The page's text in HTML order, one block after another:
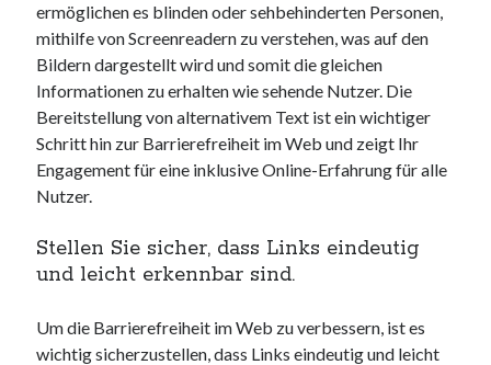
ermöglichen es blinden oder sehbehinderten Personen,
mithilfe von Screenreadern zu verstehen, was auf den
Bildern dargestellt wird und somit die gleichen
Informationen zu erhalten wie sehende Nutzer. Die
Bereitstellung von alternativem Text ist ein wichtiger
Schritt hin zur Barrierefreiheit im Web und zeigt Ihr
Engagement für eine inklusive Online-Erfahrung für alle
Nutzer.
Stellen Sie sicher, dass Links eindeutig
und leicht erkennbar sind.
Um die Barrierefreiheit im Web zu verbessern, ist es
wichtig sicherzustellen, dass Links eindeutig und leicht